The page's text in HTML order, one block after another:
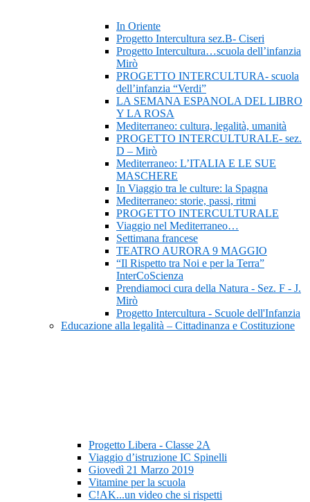
In Oriente
Progetto Intercultura sez.B- Ciseri
Progetto Intercultura…scuola dell’infanzia
Mirò
PROGETTO INTERCULTURA- scuola
dell’infanzia “Verdi”
LA SEMANA ESPANOLA DEL LIBRO
Y LA ROSA
Mediterraneo: cultura, legalità, umanità
PROGETTO INTERCULTURALE- sez.
D – Mirò
Mediterraneo: L’ITALIA E LE SUE
MASCHERE
In Viaggio tra le culture: la Spagna
Mediterraneo: storie, passi, ritmi
PROGETTO INTERCULTURALE
Viaggio nel Mediterraneo…
Settimana francese
TEATRO AURORA 9 MAGGIO
“Il Rispetto tra Noi e per la Terra”
InterCoScienza
Prendiamoci cura della Natura - Sez. F - J.
Mirò
Progetto Intercultura - Scuole dell'Infanzia
Educazione alla legalità – Cittadinanza e Costituzione
Progetto Libera - Classe 2A
Viaggio d’istruzione IC Spinelli
Giovedì 21 Marzo 2019
Vitamine per la scuola
C!AK...un video che si rispetti